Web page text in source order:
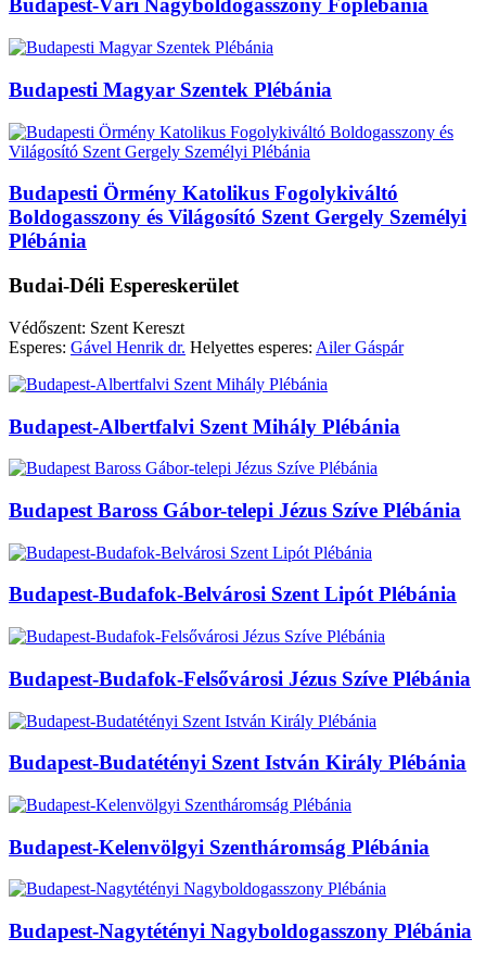
Budapest-Vári Nagyboldogasszony Főplébánia
Budapesti Magyar Szentek Plébánia
Budapesti Örmény Katolikus Fogolykiváltó
Boldogasszony és Világosító Szent Gergely Személyi
Plébánia
Budai-Déli Espereskerület
Védőszent: Szent Kereszt
Esperes: Gável Henrik dr. Helyettes esperes: Ailer Gáspár
Budapest-Albertfalvi Szent Mihály Plébánia
Budapest Baross Gábor-telepi Jézus Szíve Plébánia
Budapest-Budafok-Belvárosi Szent Lipót Plébánia
Budapest-Budafok-Felsővárosi Jézus Szíve Plébánia
Budapest-Budatétényi Szent István Király Plébánia
Budapest-Kelenvölgyi Szentháromság Plébánia
Budapest-Nagytétényi Nagyboldogasszony Plébánia